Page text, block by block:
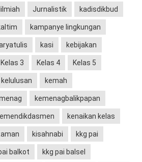
Jurnalistik kadisdikbud
kampanye lingkungan
kasi kebijakan
Kelas 3 Kelas 4 Kelas 5
kelulusan kemah
kemenagbalikpapan
kenaikan kelas
kisahnabi kkg pai
balkot kkg pai balsel